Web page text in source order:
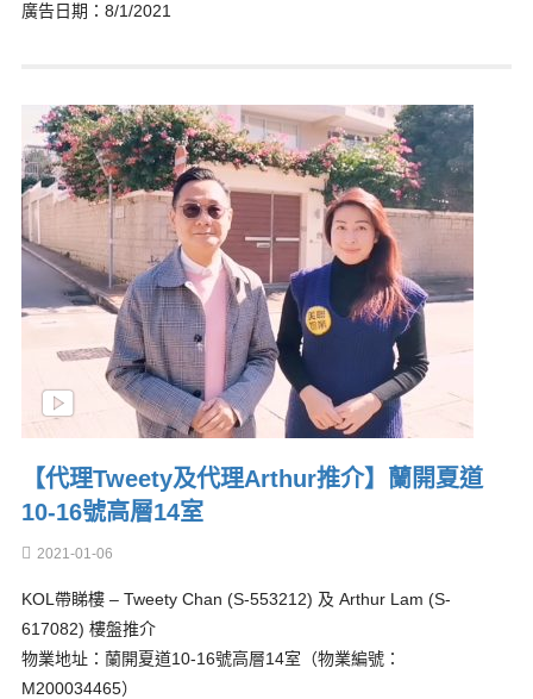
廣告日期：8/1/2021
【代理Tweety及代理Arthur推介】蘭開夏道
10-16號高層14室
2021-01-06
KOL帶睇樓 – Tweety Chan (S-553212) 及 Arthur Lam (S-
617082) 樓盤推介
物業地址：蘭開夏道10-16號高層14室（物業編號：
M200034465）